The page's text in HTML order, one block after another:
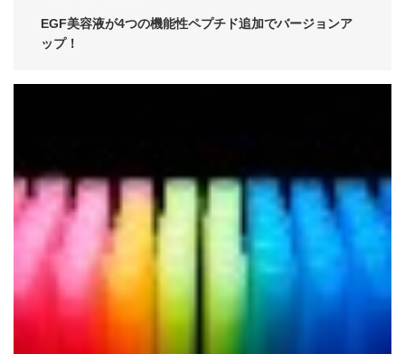
EGF美容液が4つの機能性ペプチド追加でバージョンア
ップ！